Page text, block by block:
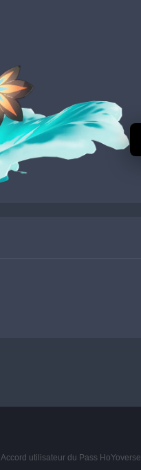
Accord utilisateur du Pass HoYoverse